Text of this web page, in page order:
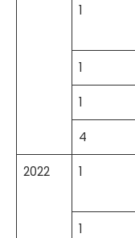
1
1
1
4
2022 1
1